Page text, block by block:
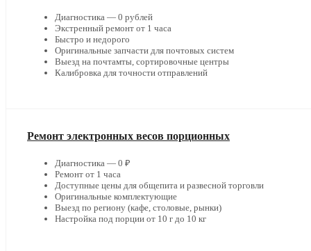
Диагностика — 0 рублей
Экстренный ремонт от 1 часа
Быстро и недорого
Оригинальные запчасти для почтовых систем
Выезд на почтамты, сортировочные центры
Калибровка для точности отправлений
Ремонт электронных весов порционных
Диагностика — 0 ₽
Ремонт от 1 часа
Доступные цены для общепита и развесной торговли
Оригинальные комплектующие
Выезд по региону (кафе, столовые, рынки)
Настройка под порции от 10 г до 10 кг